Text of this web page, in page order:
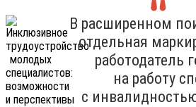
В расширенном
отдельная
работодатель
на работу
с